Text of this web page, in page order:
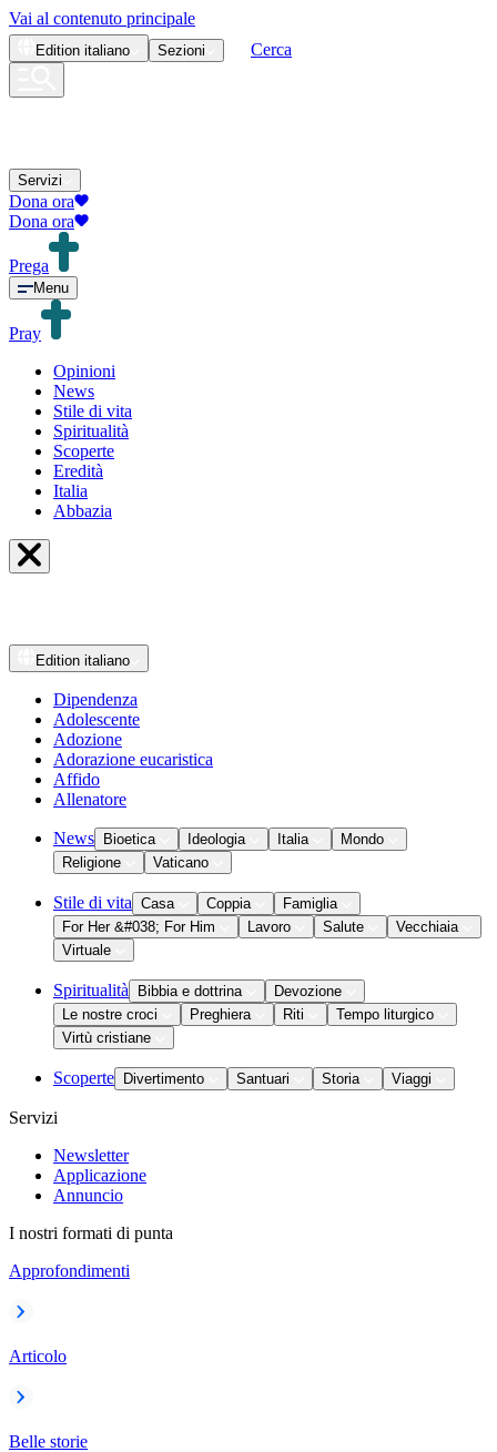
Vai al contenuto principale
Edition italiano Sezioni Cerca
Servizi
Dona ora
Dona ora
Prega
Menu
Pray
Opinioni
News
Stile di vita
Spiritualità
Scoperte
Eredità
Italia
Abbazia
Edition italiano
Dipendenza
Adolescente
Adozione
Adorazione eucaristica
Affido
Allenatore
News Bioetica Ideologia Italia
Mondo
Religione
Vaticano
Stile di vita Casa Coppia
Famiglia
For Her &#038; For Him
Lavoro Salute
Vecchiaia
Virtuale
Spiritualità Bibbia e dottrina
Devozione
Le nostre croci
Preghiera Riti
Tempo liturgico
Virtù cristiane
Scoperte Divertimento Santuari Storia Viaggi
Servizi
Newsletter
Applicazione
Annuncio
I nostri formati di punta
Approfondimenti
Articolo
Belle storie